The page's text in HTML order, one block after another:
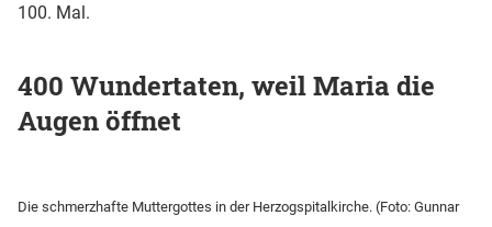
100. Mal.
400 Wundertaten, weil Maria die
Augen öffnet
Die schmerzhafte Muttergottes in der Herzogspitalkirche. (Foto: Gunnar